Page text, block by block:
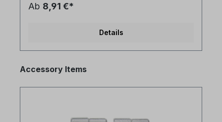
Ab 8,91 €*
Details
Produktgalerie überspringen
Accessory Items